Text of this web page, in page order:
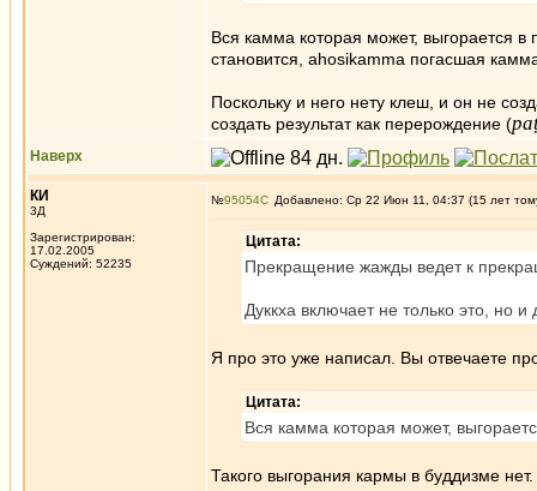
Вся камма которая может, выгорается в
становится, ahosikamma погасшая
Поскольку и него нету клеш, и он не
создать результат как перерождение (
Наверх
КИ
3Д
Зарегистрирован:
17.02.2005
Суждений: 52235
№95054 Добавлено: Ср 22 Июн 11, 04:37 (15 лет
Цитата:
Прекращение жажды ведет к
Дуккха включает не только это, но
Я про это уже написал. Вы отвечаете
Цитата:
Вся камма которая может,
Такого выгорания кармы в буддизме